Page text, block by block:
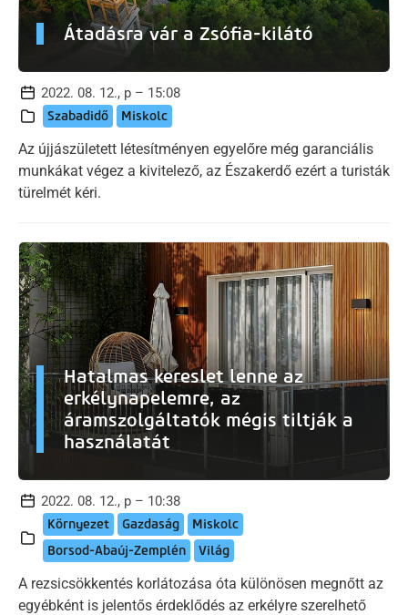
Átadásra vár a Zsófia-kilátó
2022. 08. 12., p – 15:08
Szabadidő Miskolc
Az újjászületett létesítményen egyelőre még garanciális
munkákat végez a kivitelező, az Északerdő ezért a turisták
türelmét kéri.
Hatalmas kereslet lenne az
erkélynapelemre, az
áramszolgáltatók mégis tiltják a
használatát
2022. 08. 12., p – 10:38
Környezet Gazdaság
Miskolc
Borsod-Abaúj-Zemplén
Világ
A rezsicsökkentés korlátozása óta különösen megnőtt az
egyébként is jelentős érdeklődés az erkélyre szerelhető